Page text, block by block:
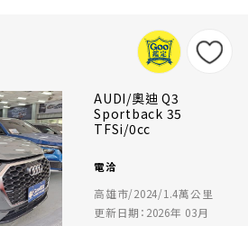
AUDI/奧迪 Q3
Sportback 35
TFSi/0cc
電洽
高雄市/2024/1.4萬公里
更新日期：2026年 03月